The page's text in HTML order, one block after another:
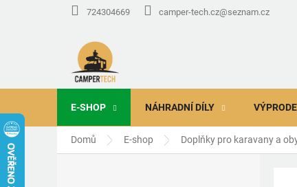
724304669 camper-tech.cz@seznam.cz
E-SHOP NÁHRADNÍ DÍLY
Domů E-shop Doplňky pro karavany a